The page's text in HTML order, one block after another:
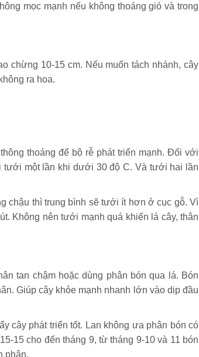
mọc mạnh nếu không thoáng gió và trong
chừng 10-15 cm. Nếu muốn tách nhánh, cây
ra hoa.
thoáng để bộ rễ phát triển mạnh. Đối với
tưới một lần khi dưới 30 độ C. Và tưới hai lần
chậu thì trung bình sẽ tưới ít hơn ở cục gỗ. Vì
Không nên tưới mạnh quá khiến lá cây, thân
tan chậm hoặc dùng phân bón qua lá. Bón
Giúp cây khỏe mạnh nhanh lớn vào dịp đầu
cây phát triển tốt. Lan không ưa phân bón có
15 cho đến tháng 9, từ tháng 9-10 và 11 bón
phân.